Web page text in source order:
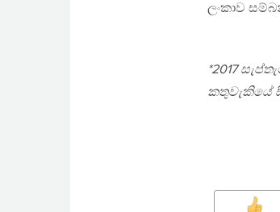
ලංකාව
*2017
කතුවැකියේ